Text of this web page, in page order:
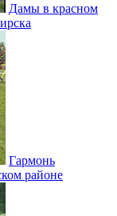
Дамы в красном
Гармонь
районе